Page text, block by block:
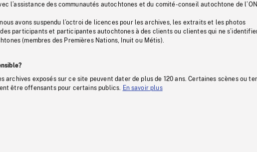
l’assistance des communautés autochtones et du comité-conseil autochtone de
avons suspendu l’octroi de licences pour les archives, les extraits et les photos
participants et participantes autochtones à des clients ou clientes qui ne
(membres des Premières Nations, Inuit ou Métis).
archives exposés sur ce site peuvent dater de plus de 120 ans. Certaines scènes ou
être offensants pour certains publics.
En savoir plus